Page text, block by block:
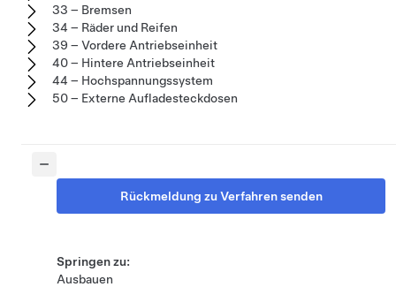
33 – Bremsen
34 – Räder und Reifen
39 – Vordere Antriebseinheit
40 – Hintere Antriebseinheit
44 – Hochspannungssystem
50 – Externe Aufladesteckdosen
Rückmeldung zu Verfahren senden
Springen zu:
Ausbauen